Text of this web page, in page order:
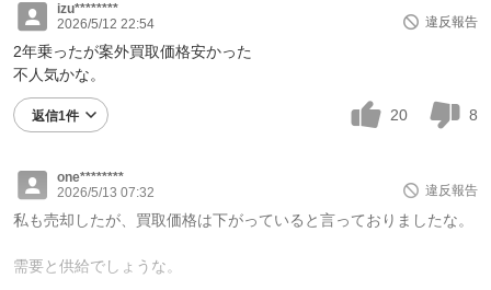
izu********
2026/5/12 22:54
違反報告
2年乗ったが案外買取価格安かった
不人気かな。
返信1件 20 8
one********
2026/5/13 07:32
違反報告
私も売却したが、買取価格は下がっていると言っておりましたな。
需要と供給でしょうな。